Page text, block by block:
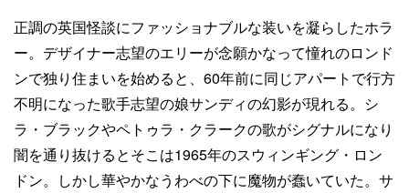
正調の英国怪談にファッショナブルな装いを凝らしたホラ
ー。デザイナー志望のエリーが念願かなって憧れのロンド
ンで独り住まいを始めると、60年前に同じアパートで行方
不明になった歌手志望の娘サンディの幻影が現れる。シ
ラ・ブラックやペトゥラ・クラークの歌がシグナルになり
闇を通り抜けるとそこは1965年のスウィンギング・ロン
ドン。しかし華やかなうわべの下に魔物が蠢いていた。サ